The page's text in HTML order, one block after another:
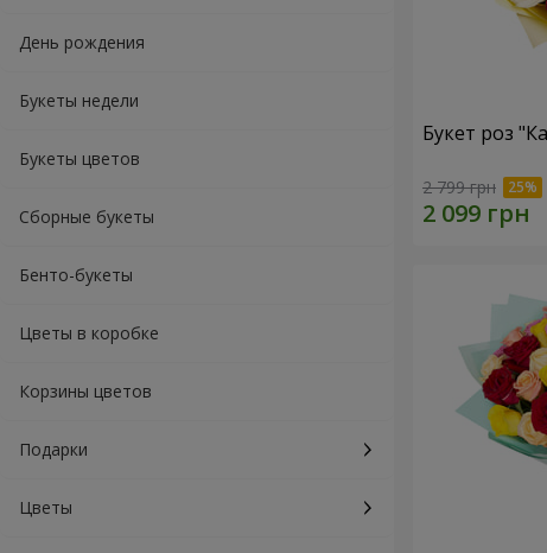
День рождения
Букеты недели
Букеты цветов
Сборные букеты
Бенто-букеты
Цветы в коробке
Корзины цветов
Подарки
Цветы
Букет роз
2 799 грн